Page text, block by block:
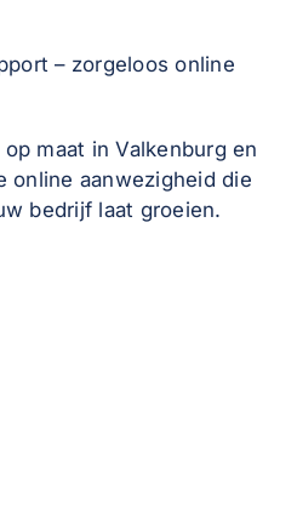
– zorgeloos online
maat in Valkenburg en
online aanwezigheid die
bedrijf laat groeien.